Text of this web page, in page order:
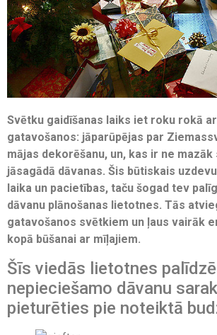
Svētku gaidīšanas laiks iet roku rokā
gatavošanos: jāparūpējas par
mājas dekorēšanu, un, kas ir ne mazāk
jāsagādā dāvanas. Šis būtiskais
laika un pacietības, taču šogad tev
dāvanu plānošanas lietotnes. Tās
gatavošanos svētkiem un ļaus vairāk
kopā būšanai ar mīļajiem.
Šīs viedās lietotnes
nepieciešamo dāvanu
pieturēties pie noteiktā